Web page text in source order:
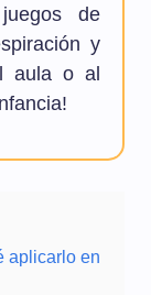
de
y
aula o al
aplicarlo en